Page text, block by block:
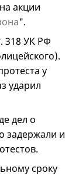
акции
".
318 УК РФ
у
ударил
дел о
задержали и
сроку